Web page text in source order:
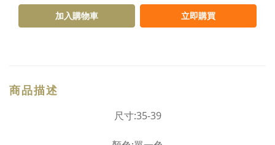
加入購物車 立即購買
商品描述
尺寸:35-39